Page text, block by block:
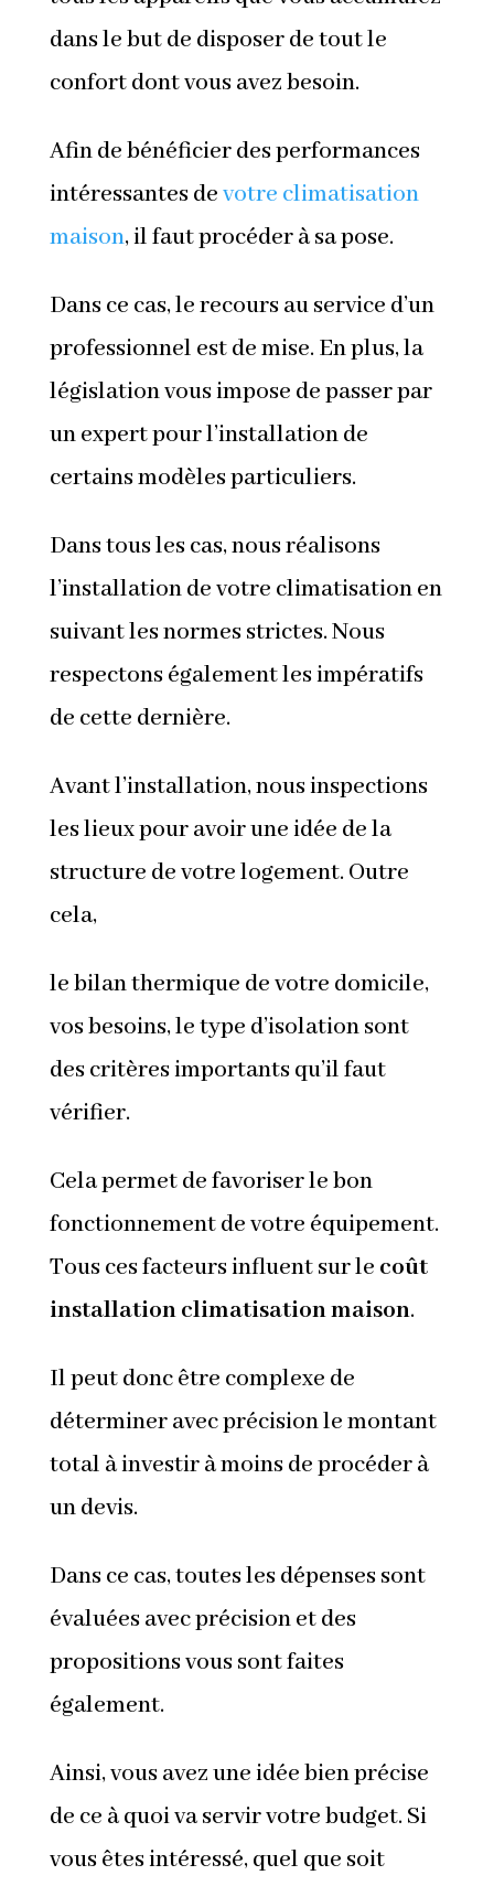
dans le but de disposer de tout le
confort dont vous avez besoin.
Afin de bénéficier des performances
intéressantes devotre climatisation
maison, il faut procéder à sa pose.
Dans ce cas, le recours au service d’un
professionnel est de mise. En plus, la
législation vous impose de passer par
un expert pour l’installation de
certains modèles particuliers.
Dans tous les cas, nous réalisons
l’installation de votre climatisation en
suivant les normes strictes. Nous
respectons également les impératifs
de cette dernière.
Avant l’installation, nous inspections
les lieux pour avoir une idée de la
structure de votre logement. Outre
cela,
le bilan thermique de votre domicile,
vos besoins, le type d’isolation sont
des critères importants qu’il faut
vérifier.
Cela permet de favoriser le bon
fonctionnement de votre équipement.
Tous ces facteurs influent sur le coût
installation climatisation maison.
Il peut donc être complexe de
déterminer avec précision le montant
total à investir à moins de procéder à
un devis.
Dans ce cas, toutes les dépenses sont
évaluées avec précision et des
propositions vous sont faites
également.
Ainsi, vous avez une idée bien précise
de ce à quoi va servir votre budget. Si
vous êtes intéressé, quel que soit